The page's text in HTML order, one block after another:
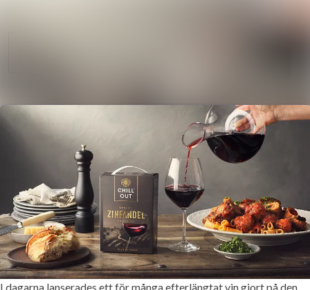
I dagarna lanserades ett för många efterlängtat vin gjort på den